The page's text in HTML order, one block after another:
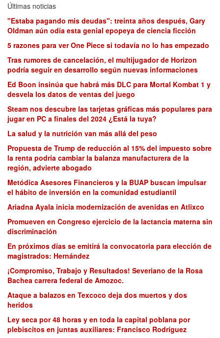
Últimas noticias
"Estaba pagando mis deudas": treinta años después, Gary
Oldman aún odia esta genial epopeya de ciencia ficción
5 razones para ver One Piece si todavía no lo has empezado
Tras rumores de cancelación, el multijugador de Horizon
podría seguir en desarrollo según nuevas informaciones
Ed Boon insinúa que habrá más DLC para Mortal Kombat 1 y
desvela los datos de ventas del juego
Steam nos descubre las tarjetas gráficas más populares para
jugar en PC a finales del 2024 ¿Está la tuya?
La salud y la nutrición van más allá del peso
Propuesta de Trump de reducción al 15% del impuesto sobre
la renta podría cambiar la balanza manufacturera de la
región, advierte abogado
Metódica Asesores Financieros y la BUAP buscan impulsar
el hábito de inversión en la comunidad estudiantil
Ariadna Ayala inicia modernización de avenidas en Atlixco
Promueven en Congreso ejercicio de la lactancia materna sin
discriminación
En próximos días se emitirá la convocatoria para elección de
magistrados: Hernández
¡Compromiso, Trabajo y Resultados! Severiano de la Rosa
Bachea carrera federal de Amozoc.
Ataque a balazos en Texcoco deja dos muertos y dos
heridos
Ley seca por 48 horas y en toda la capital poblana por
plebiscitos en juntas auxiliares: Francisco Rodríguez